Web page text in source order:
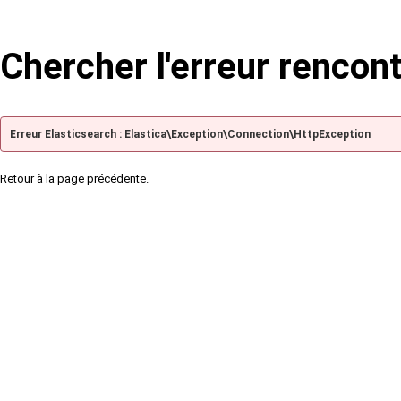
Chercher l'erreur
Erreur Elasticsearch : Elastica\Exception\Connection\HttpException
Retour à la page précédente.